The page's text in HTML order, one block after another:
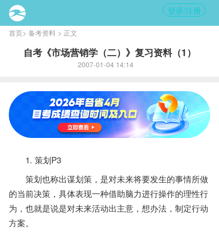
登录/注册
首页> 备考资料> 正文
自考《市场营销学（二）》复习资料（1）
2007-01-04 14:14
1. 策划P3
策划也称出谋划策，是对未来将要发生的事情所做
的当前决策，具体表现一种借助脑力进行操作的理性行
为，也就是说是对未来活动出主意，想办法，制定行动
方案。